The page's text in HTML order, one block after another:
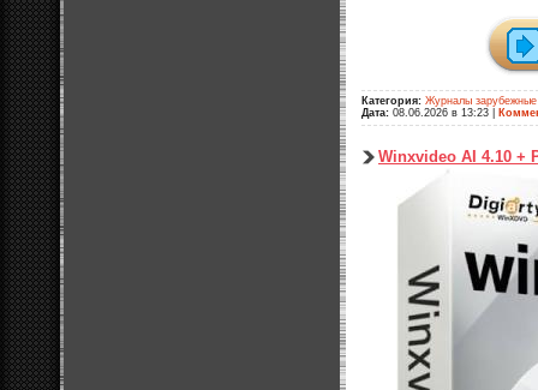
Категория: Журналы зарубежные
Дата: 08.06.2026 в 13:23
Winxvideo AI 4.10 +